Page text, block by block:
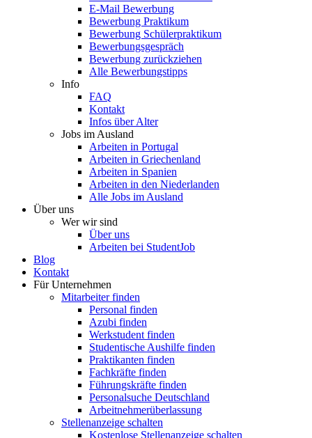
E-Mail Bewerbung
Bewerbung Praktikum
Bewerbung Schülerpraktikum
Bewerbungsgespräch
Bewerbung zurückziehen
Alle Bewerbungstipps
Info
FAQ
Kontakt
Infos über Alter
Jobs im Ausland
Arbeiten in Portugal
Arbeiten in Griechenland
Arbeiten in Spanien
Arbeiten in den Niederlanden
Alle Jobs im Ausland
Über uns
Wer wir sind
Über uns
Arbeiten bei StudentJob
Blog
Kontakt
Für Unternehmen
Mitarbeiter finden
Personal finden
Azubi finden
Werkstudent finden
Studentische Aushilfe finden
Praktikanten finden
Fachkräfte finden
Führungskräfte finden
Personalsuche Deutschland
Arbeitnehmerüberlassung
Stellenanzeige schalten
Kostenlose Stellenanzeige schalten